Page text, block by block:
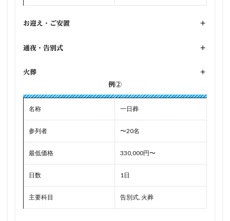
お迎え・ご安置 +
通夜・告別式 +
火葬
+
例②
名称 一日葬
参列者 〜20名
最低価格 330,000円〜
日数 1日
主要科目 告別式, 火葬